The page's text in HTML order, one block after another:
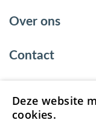
Over ons
Contact
Deze website
cookies.